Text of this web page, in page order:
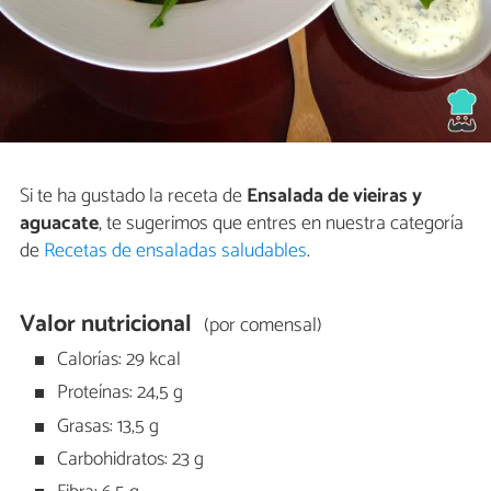
Si te ha gustado la receta deEnsalada de vieiras y
aguacate, te sugerimos que entres en nuestra categoría
deRecetas de ensaladas saludables.
Valor nutricional (por comensal)
Calorías: 29 kcal
Proteínas: 24,5 g
Grasas: 13,5 g
Carbohidratos: 23 g